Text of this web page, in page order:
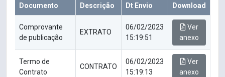
Documento
Descrição Dt Envio Download
Comprovante
de publicação
EXTRATO
06/02/2023
15:19:51
Ver
anexo
Termo de
Contrato
CONTRATO
06/02/2023
15:19:13
Ver
anexo